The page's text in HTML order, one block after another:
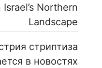
Northern
Landscape
стриптиза
в новостях